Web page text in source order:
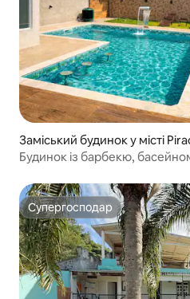
Заміський будинок у місті
Будинок із барбекю, басейном
Супергосподар
Супергосподар